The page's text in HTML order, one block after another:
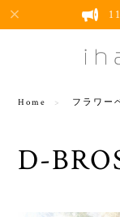
Home フラワー
D-